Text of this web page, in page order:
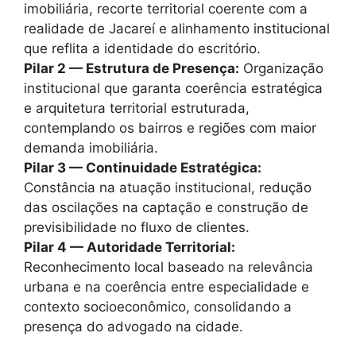
imobiliária, recorte territorial coerente com a
realidade de Jacareí e alinhamento institucional
que reflita a identidade do escritório.
Pilar 2 — Estrutura de Presença: Organização
institucional que garanta coerência estratégica
e arquitetura territorial estruturada,
contemplando os bairros e regiões com maior
demanda imobiliária.
Pilar 3 — Continuidade Estratégica:
Constância na atuação institucional, redução
das oscilações na captação e construção de
previsibilidade no fluxo de clientes.
Pilar 4 — Autoridade Territorial:
Reconhecimento local baseado na relevância
urbana e na coerência entre especialidade e
contexto socioeconômico, consolidando a
presença do advogado na cidade.